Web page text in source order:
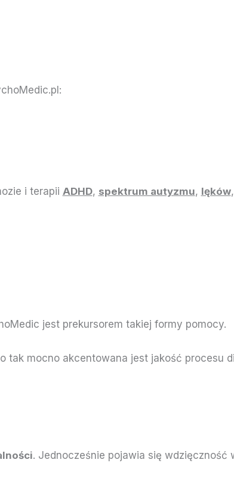
i terapii ADHD, spektrum autyzmu, lęków,
jest prekursorem takiej formy pomocy.
tak mocno akcentowana jest jakość procesu
. Jednocześnie pojawia się wdzięczność